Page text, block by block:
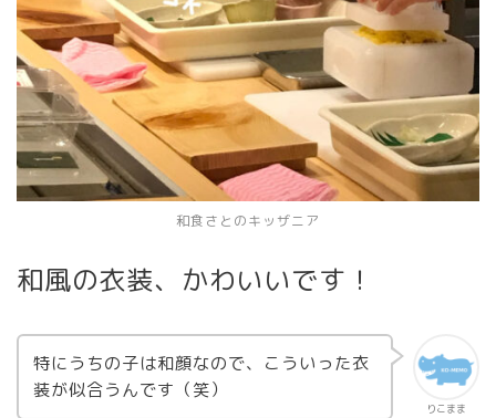
和食さとのキッザニア
和風の衣装、かわいいです！
りこまま
特にうちの子は和顔なので、こういった衣
装が似合うんです（笑）